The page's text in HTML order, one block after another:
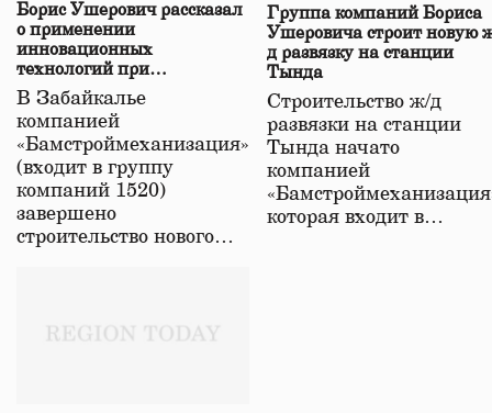
Борис Ушерович рассказал
о применении
инновационных
технологий при
строительстве нового моста
в Забайкалье
В Забайкалье
компанией
«Бамстроймеханизация»
(входит в группу
компаний 1520)
завершено
строительство нового…
Группа компаний Бориса
Ушеровича строит новую
д развязку на станции
Тында
Строительство ж/д
развязки на станции
Тында начато
компанией
которая входит в…